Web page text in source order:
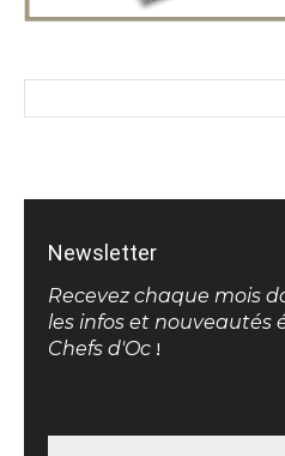
Newsletter
Recevez chaque mois
les infos et nouveautés
Chefs d'Oc !